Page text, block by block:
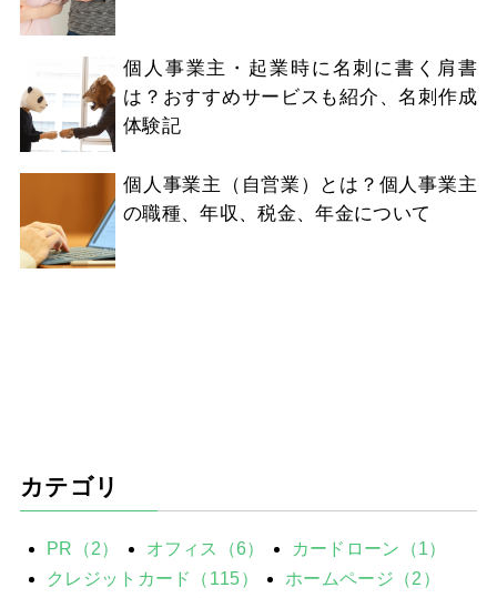
個人事業主・起業時に名刺に書く肩書
は？おすすめサービスも紹介、名刺作成
体験記
個人事業主（自営業）とは？個人事業主
の職種、年収、税金、年金について
カテゴリ
PR（2） オフィス（6）
カードローン（1）
クレジットカード（115）
ホームページ（2）